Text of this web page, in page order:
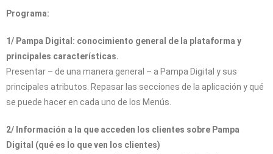
Programa:
1/ Pampa Digital: conocimiento general de la plataforma y
principales características.
Presentar – de una manera general – a Pampa Digital y sus
principales atributos. Repasar las secciones de la aplicación y qué
se puede hacer en cada uno de los Menús.
2/ Información a la que acceden los clientes sobre Pampa
Digital (qué es lo que ven los clientes)